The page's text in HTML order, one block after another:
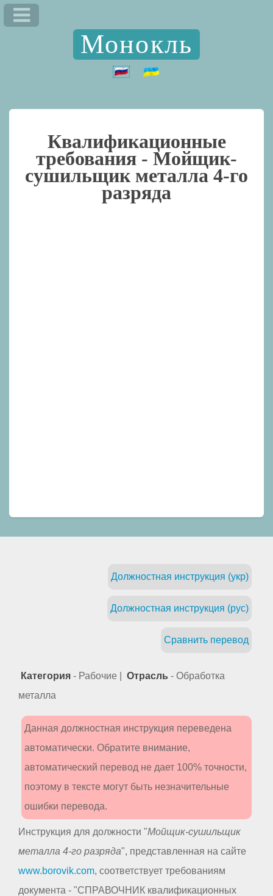
Монокль
Квалификационные
требования - Мойщик-
сушильщик металла 4-го
разряда
Должностная инструкция (укр)
Должностная инструкция (рус)
Сравнить перевод
Категория - Рабочие | Отрасль - Обработка
металла
Данная должностная инструкция переведена
автоматически. Обратите внимание,
автоматический перевод не дает 100% точности,
поэтому в тексте могут быть незначительные
ошибки перевода.
Инструкция для должности "Мойщик-сушильщик
металла 4-го разряда", представленная на сайте
www.borovik.com, соответствует требованиям
документа - "СПРАВОЧНИК квалификационных